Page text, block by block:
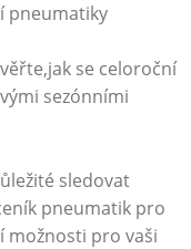
pneumatiky
⁣se celoroční
sezónními
sledovat
pneumatik ⁢pro
možnosti pro vaši